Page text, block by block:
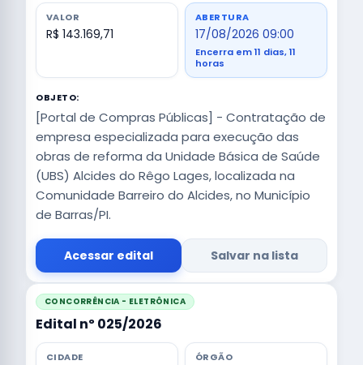
VALOR
R$ 143.169,71
ABERTURA
17/08/2026 09:00
Encerra em 11 dias, 11
horas
OBJETO:
[Portal de Compras Públicas] - Contratação de
empresa especializada para execução das
obras de reforma da Unidade Básica de Saúde
(UBS) Alcides do Rêgo Lages, localizada na
Comunidade Barreiro do Alcides, no Município
de Barras/PI.
Acessar edital Salvar na lista
CONCORRÊNCIA - ELETRÔNICA
Edital nº 025/2026
CIDADE ÓRGÃO